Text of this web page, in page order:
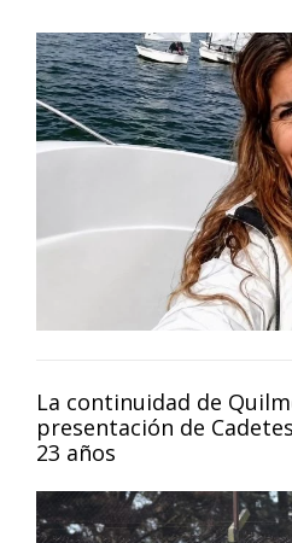
La continuidad de
presentación de
23 años